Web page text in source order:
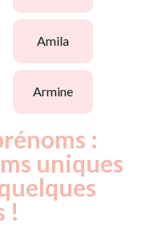
amila
armine
:
uniques
!